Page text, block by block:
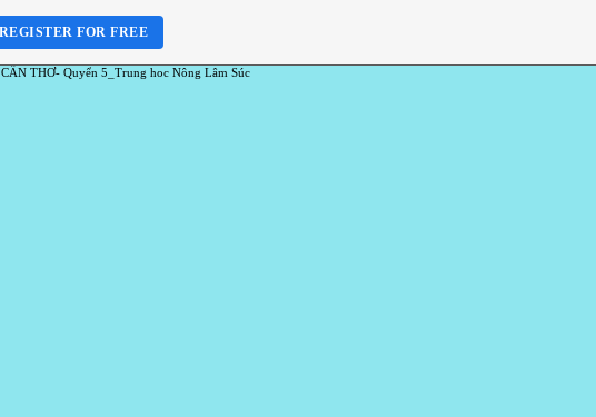
THƠ- Quyển 5_Trung hoc Nông Lâm Súc
REGISTER FOR FREE